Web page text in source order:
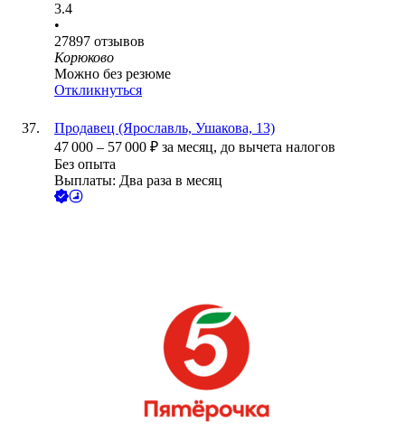
3.4
•
27897 отзывов
Корюково
Можно без резюме
Откликнуться
Продавец (Ярославль, Ушакова, 13)
47 000 – 57 000 ₽ за месяц, до вычета налогов
Без опыта
Выплаты: Два раза в месяц